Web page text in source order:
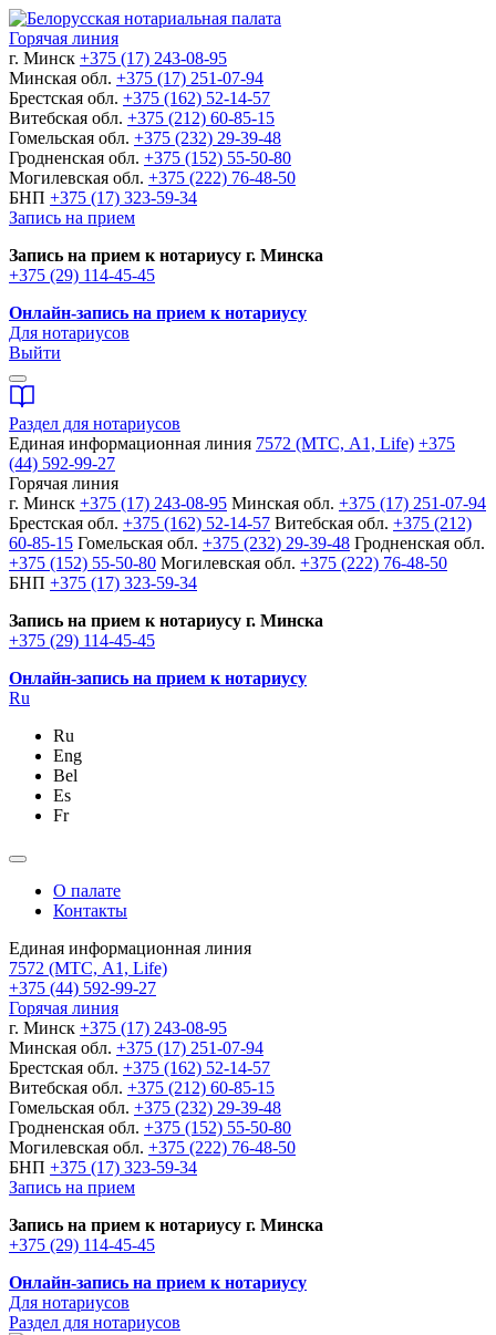
Горячая линия
г. Минск +375 (17) 243-08-95
Минская обл. +375 (17) 251-07-94
Брестская обл. +375 (162) 52-14-57
Витебская обл. +375 (212) 60-85-15
Гомельская обл. +375 (232) 29-39-48
Гродненская обл. +375 (152) 55-50-80
Могилевская обл. +375 (222) 76-48-50
БНП +375 (17) 323-59-34
Запись на прием
Запись на прием к нотариусу г. Минска
+375 (29) 114-45-45
Онлайн-запись на прием к нотариусу
Для нотариусов
Выйти
Раздел для нотариусов
Единая информационная линия 7572 (МТС, A1, Life) +375
(44) 592-99-27
Горячая линия
г. Минск +375 (17) 243-08-95 Минская обл. +375 (17) 251-07-94
Брестская обл. +375 (162) 52-14-57 Витебская обл. +375 (212)
60-85-15 Гомельская обл. +375 (232) 29-39-48 Гродненская обл.
+375 (152) 55-50-80 Могилевская обл. +375 (222) 76-48-50
БНП +375 (17) 323-59-34
Запись на прием к нотариусу г. Минска
+375 (29) 114-45-45
Онлайн-запись на прием к нотариусу
Ru
Ru
Eng
Bel
Es
Fr
О палате
Контакты
Единая информационная линия
7572 (МТС, A1, Life)
+375 (44) 592-99-27
Горячая линия
г. Минск +375 (17) 243-08-95
Минская обл. +375 (17) 251-07-94
Брестская обл. +375 (162) 52-14-57
Витебская обл. +375 (212) 60-85-15
Гомельская обл. +375 (232) 29-39-48
Гродненская обл. +375 (152) 55-50-80
Могилевская обл. +375 (222) 76-48-50
БНП +375 (17) 323-59-34
Запись на прием
Запись на прием к нотариусу г. Минска
+375 (29) 114-45-45
Онлайн-запись на прием к нотариусу
Для нотариусов
Раздел для нотариусов